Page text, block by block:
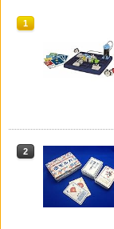
1
1
1
2
1
2